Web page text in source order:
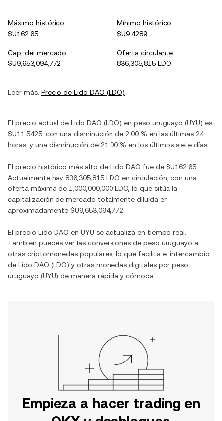
Máximo histórico
$U162.65
Mínimo histórico
$U9.4289
Cap. del mercado
$U9,653,094,772
Oferta circulante
836,305,815 LDO
Leer más: Precio de Lido DAO (LDO)
El precio actual de Lido DAO (LDO) en peso uruguayo (UYU) es
$U11.5425 , con una disminución de 2.00 % en las últimas 24
horas, y una disminución de 21.00 % en los últimos siete días.
El precio histórico más alto de Lido DAO fue de $U162.65
Actualmente hay 836,305,815 LDO en circulación, con una
oferta máxima de 1,000,000,000 LDO , lo que sitúa la
capitalización de mercado totalmente diluida en
aproximadamente $U9,653,094,772
El precio Lido DAO en UYU se actualiza en tiempo real.
También puedes ver las conversiones de peso uruguayo a
otras criptomonedas populares, lo que facilita el intercambio
de Lido DAO (LDO) y otras monedas digitales por peso
uruguayo (UYU) de manera rápida y cómoda.
Empieza a hacer trading en